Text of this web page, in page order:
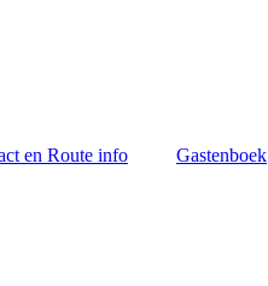
en Route info Gastenboek